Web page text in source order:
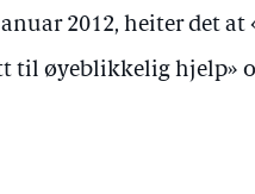
2012, heiter det at
til øyeblikkelig hjelp»